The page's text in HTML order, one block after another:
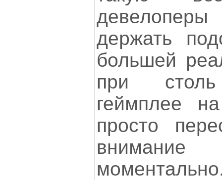
держать
большей
при столь
геймплее
просто